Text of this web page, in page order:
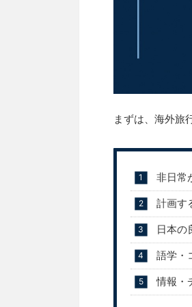
まずは、海外旅
非日常
計画す
日本の
語学・
情報・